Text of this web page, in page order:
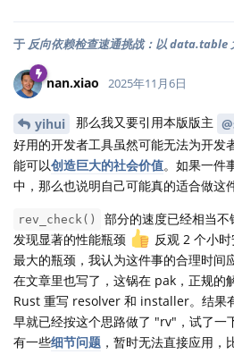
于 反向依赖检查速通挑战：以 data.table
nan.xiao 2025年11月6日
yihui 那么我又要引用本版版主
好用的开发者工具虽然可能无法为开发
能可以创造巨大的社会价值。如果一件
中，那么也说明自己可能真的适合做这件
rev_check()
部分的速度已经相当
发现显著的性能瓶颈
反观 2 个小
最大的瓶颈，我认为这件事的合理时间
在文章里也写了，这锅在 pak，正规的
Rust 重写 resolver 和 installer。结果
早就已经按这个思路做了 "rv"，试了一
有一些细节问题 ，暂时无法直接应用，